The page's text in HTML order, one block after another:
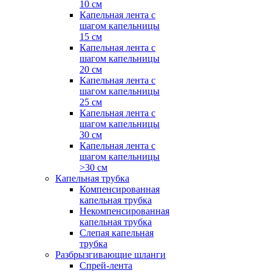
10 см
Капельная лента с
шагом капельницы
15 см
Капельная лента с
шагом капельницы
20 см
Капельная лента с
шагом капельницы
25 см
Капельная лента с
шагом капельницы
30 см
Капельная лента с
шагом капельницы
>30 см
Капельная трубка
Компенсированная
капельная трубка
Некомпенсированная
капельная трубка
Слепая капельная
трубка
Разбрызгивающие шланги
Спрей-лента